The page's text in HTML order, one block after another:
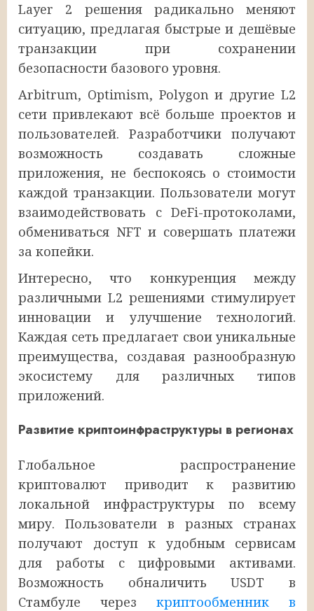
Layer 2 решения радикально меняют
ситуацию, предлагая быстрые и дешёвые
транзакции при сохранении
безопасности базового уровня.
Arbitrum, Optimism, Polygon и другие L2
сети привлекают всё больше проектов и
пользователей. Разработчики получают
возможность создавать сложные
приложения, не беспокоясь о стоимости
каждой транзакции. Пользователи могут
взаимодействовать с DeFi-протоколами,
обмениваться NFT и совершать платежи
за копейки.
Интересно, что конкуренция между
различными L2 решениями стимулирует
инновации и улучшение технологий.
Каждая сеть предлагает свои уникальные
преимущества, создавая разнообразную
экосистему для различных типов
приложений.
Развитие криптоинфраструктуры в регионах
Глобальное распространение
криптовалют приводит к развитию
локальной инфраструктуры по всему
миру. Пользователи в разных странах
получают доступ к удобным сервисам
для работы с цифровыми активами.
Возможность обналичить USDT в
Стамбуле через криптообменник в